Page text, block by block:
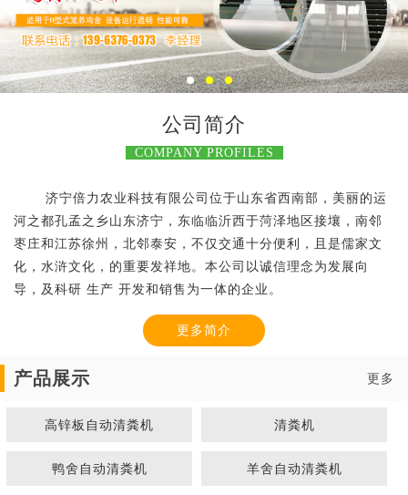
公司简介
COMPANY PROFILES
济宁倍力农业科技有限公司位于山东省西南部，美丽的运
河之都孔孟之乡山东济宁，东临临沂西于菏泽地区接壤，南邻
枣庄和江苏徐州，北邻泰安，不仅交通十分便利，且是儒家文
化，水浒文化，的重要发祥地。本公司以诚信理念为发展向
导，及科研 生产 开发和销售为一体的企业。
更多简介
产品展示 更多
高锌板自动清粪机 清粪机
鸭舍自动清粪机 羊舍自动清粪机